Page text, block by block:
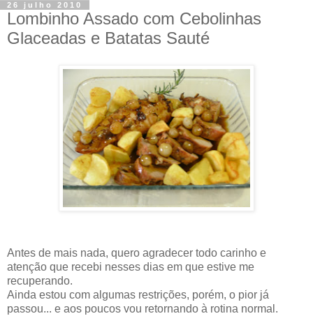
26 julho 2010
Lombinho Assado com Cebolinhas
Glaceadas e Batatas Sauté
Antes de mais nada, quero agradecer todo carinho e
atenção que recebi nesses dias em que estive me
recuperando.
Ainda estou com algumas restrições, porém, o pior já
passou... e aos poucos vou retornando à rotina normal.